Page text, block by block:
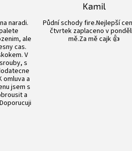
hvězdiček.
obchodu je 5 z 5 hvězdiček.
naradi.
ale
cas.
V
s
omluva a
jsem s
a
Kamil
Hodnocení
Půdní schody fire.Nejlepší
čtvrtek zaplaceno v
mě.Za mě cajk 👍